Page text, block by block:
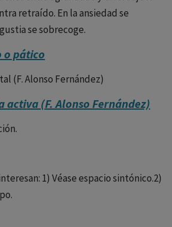
retraído. En la ansiedad se
se sobrecoge.
o pático
(F. Alonso Fernández)
activa (F. Alonso Fernández)
1) Véase espacio sintónico.2)